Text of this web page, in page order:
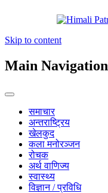
Skip to content
Main Navigation
समाचार
अन्तराष्ट्रिय
खेलकुद
कला मनोरञ्जन
रोचक
अर्थ वाणिज्य
स्वास्थ्य
विज्ञान / प्रविधि